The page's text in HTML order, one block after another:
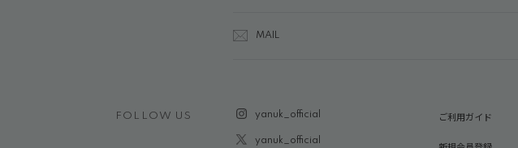
MAIL
FOLLOW US yanuk_official
yanuk_official
ご利用ガイド